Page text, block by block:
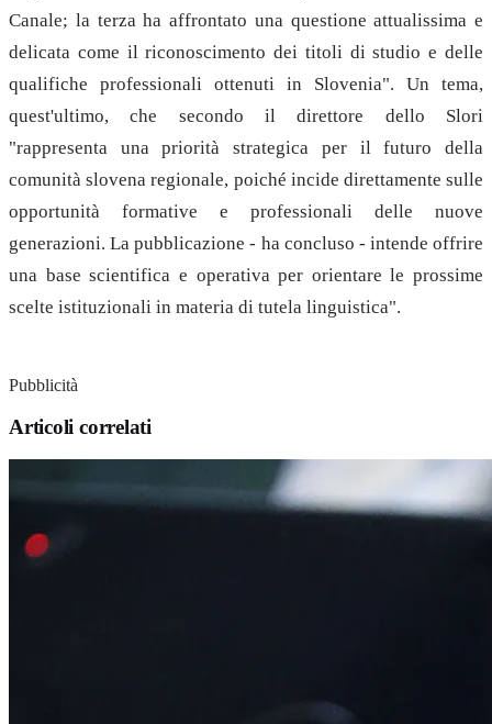
Canale; la terza ha affrontato una questione attualissima e
delicata come il riconoscimento dei titoli di studio e delle
qualifiche professionali ottenuti in Slovenia". Un tema,
quest'ultimo, che secondo il direttore dello Slori
"rappresenta una priorità strategica per il futuro della
comunità slovena regionale, poiché incide direttamente sulle
opportunità formative e professionali delle nuove
generazioni. La pubblicazione - ha concluso - intende offrire
una base scientifica e operativa per orientare le prossime
scelte istituzionali in materia di tutela linguistica".
Pubblicità
Articoli correlati